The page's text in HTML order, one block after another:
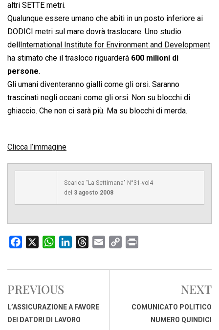
altri SETTE metri.
Qualunque essere umano che abiti in un posto inferiore ai
DODICI metri sul mare dovrà traslocare. Uno studio
dell
International Institute for Environment and Development
ha stimato che il trasloco riguarderà 600 milioni di
persone.
Gli umani diventeranno gialli come gli orsi. Saranno
trascinati negli oceani come gli orsi. Non su blocchi di
ghiaccio. Che non ci sarà più. Ma su blocchi di merda.
Clicca l’immagine
Scarica "La Settimana" N°31-vol4
del 3 agosto 2008
c
b
o
o
W
a
s
A
p
n
d
I
r
d
a
p
i
PREVIOUS
L’ASSICURAZIONE A FAVORE
DEI DATORI DI LAVORO
NEXT
COMUNICATO POLITICO
NUMERO QUINDICI